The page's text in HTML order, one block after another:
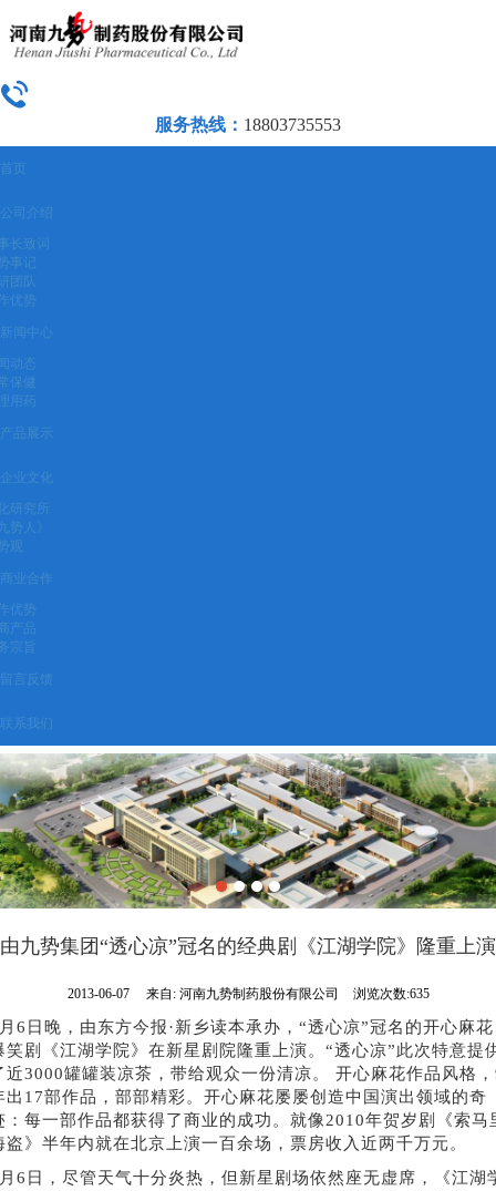
服务热线： 18803735553
首页
公司介绍
长致词
事记
团队
优势
新闻中心
动态
保健
用药
产品展示
企业文化
研究所
势人》
观
商业合作
优势
产品
宗旨
留言反馈
联系我们
由九势集团“透心凉”冠名的经典剧《江湖学院》隆重上演
2013-06-07 来自: 河南九势制药股份有限公司 浏览次数:635
6日晚，由东方今报·新乡读本承办，“透心凉”冠名的开心麻花
笑剧《江湖学院》在新星剧院隆重上演。“透心凉”此次特意提
近3000罐罐装凉茶，带给观众一份清凉。 开心麻花作品风格
出17部作品，部部精彩。开心麻花屡屡创造中国演出领域的奇
：每一部作品都获得了商业的成功。就像2010年贺岁剧《索马
盗》半年内就在北京上演一百余场，票房收入近两千万元。
6日，尽管天气十分炎热，但新星剧场依然座无虚席，《江湖